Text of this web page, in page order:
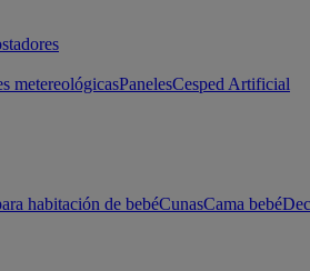
metereológicasPanelesCesped Artificial
habitación de bebéCunasCama bebé